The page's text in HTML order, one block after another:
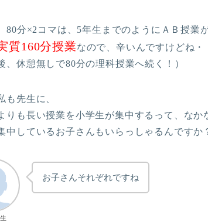
80分×2コマは、5年生までのようにＡＢ授業
質160分授業なので、辛いんですけどね・
、休憩無しで80分の理科授業へ続く！）
も先生に、
りも長い授業を小学生が集中するって、なか
中しているお子さんもいらっしゃるんですか
お子さんそれぞれですね